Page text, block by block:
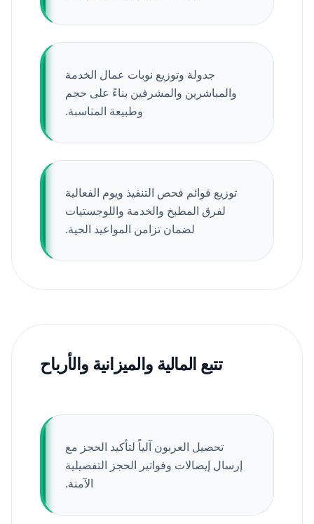
جدولة وتوزيع نوبات عمال الخدمة
والمباشرين والمشرفين بناءً على حجم
وطبيعة المناسبة.
توزيع قوائم فحص التنفيذ ويوم الفعالية
لفرق المطبخ والخدمة واللوجستيات
لضمان تزامن المواعيد الحية.
تتبع المالية والميزانية والأرباح
تحصيل العربون آلياً لتأكيد الحجز مع
إرسال إيصالات وفواتير الحجز التفصيلية
الآمنة.